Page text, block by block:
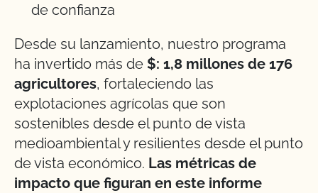
de confianza
Desde su lanzamiento, nuestro programa
ha invertido más de $: 1,8 millones de 176
agricultores, fortaleciendo las
explotaciones agrícolas que son
sostenibles desde el punto de vista
medioambiental y resilientes desde el punto
de vista económico. Las métricas de
impacto que figuran en este informe